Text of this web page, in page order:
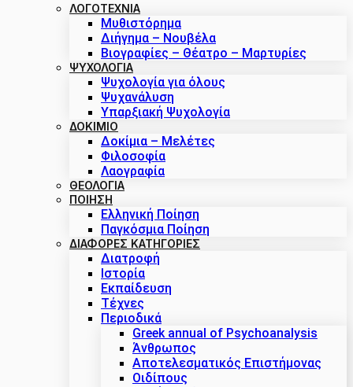
ΛΟΓΟΤΕΧΝΙΑ
Μυθιστόρημα
Διήγημα – Νουβέλα
Βιογραφίες – Θέατρο – Μαρτυρίες
ΨΥΧΟΛΟΓΙΑ
Ψυχολογία για όλους
Ψυχανάλυση
Υπαρξιακή Ψυχολογία
ΔΟΚΊΜΙΟ
Δοκίμια – Μελέτες
Φιλοσοφία
Λαογραφία
ΘΕΟΛΟΓΙΑ
ΠΟΙΗΣΗ
Ελληνική Ποίηση
Παγκόσμια Ποίηση
ΔΙΑΦΟΡΕΣ ΚΑΤΗΓΟΡΙΕΣ
Διατροφή
Ιστορία
Εκπαίδευση
Τέχνες
Περιοδικά
Greek annual of Psychoanalysis
Άνθρωπος
Αποτελεσματικός Επιστήμονας
Οιδίπους